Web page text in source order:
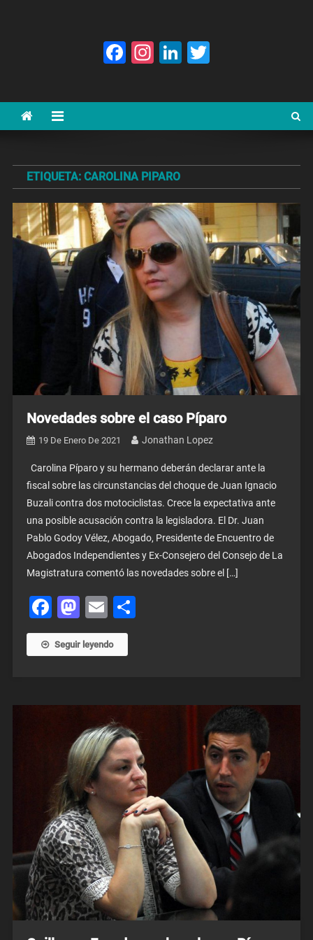
Facebook
Instagram
LinkedIn
ETIQUETA: CAROLINA PIPARO
Novedades sobre el caso Píparo
19 De Enero De 2021 Jonathan Lopez
Carolina Píparo y su hermano deberán declarar ante la
fiscal sobre las circunstancias del choque de Juan Ignacio
Buzali contra dos motociclistas. Crece la expectativa ante
una posible acusación contra la legisladora. El Dr. Juan
Pablo Godoy Vélez, Abogado, Presidente de Encuentro de
Abogados Independientes y Ex-Consejero del Consejo de La
Magistratura comentó las novedades sobre el […]
Facebook
Mastodon
EmailShare
Seguir leyendo